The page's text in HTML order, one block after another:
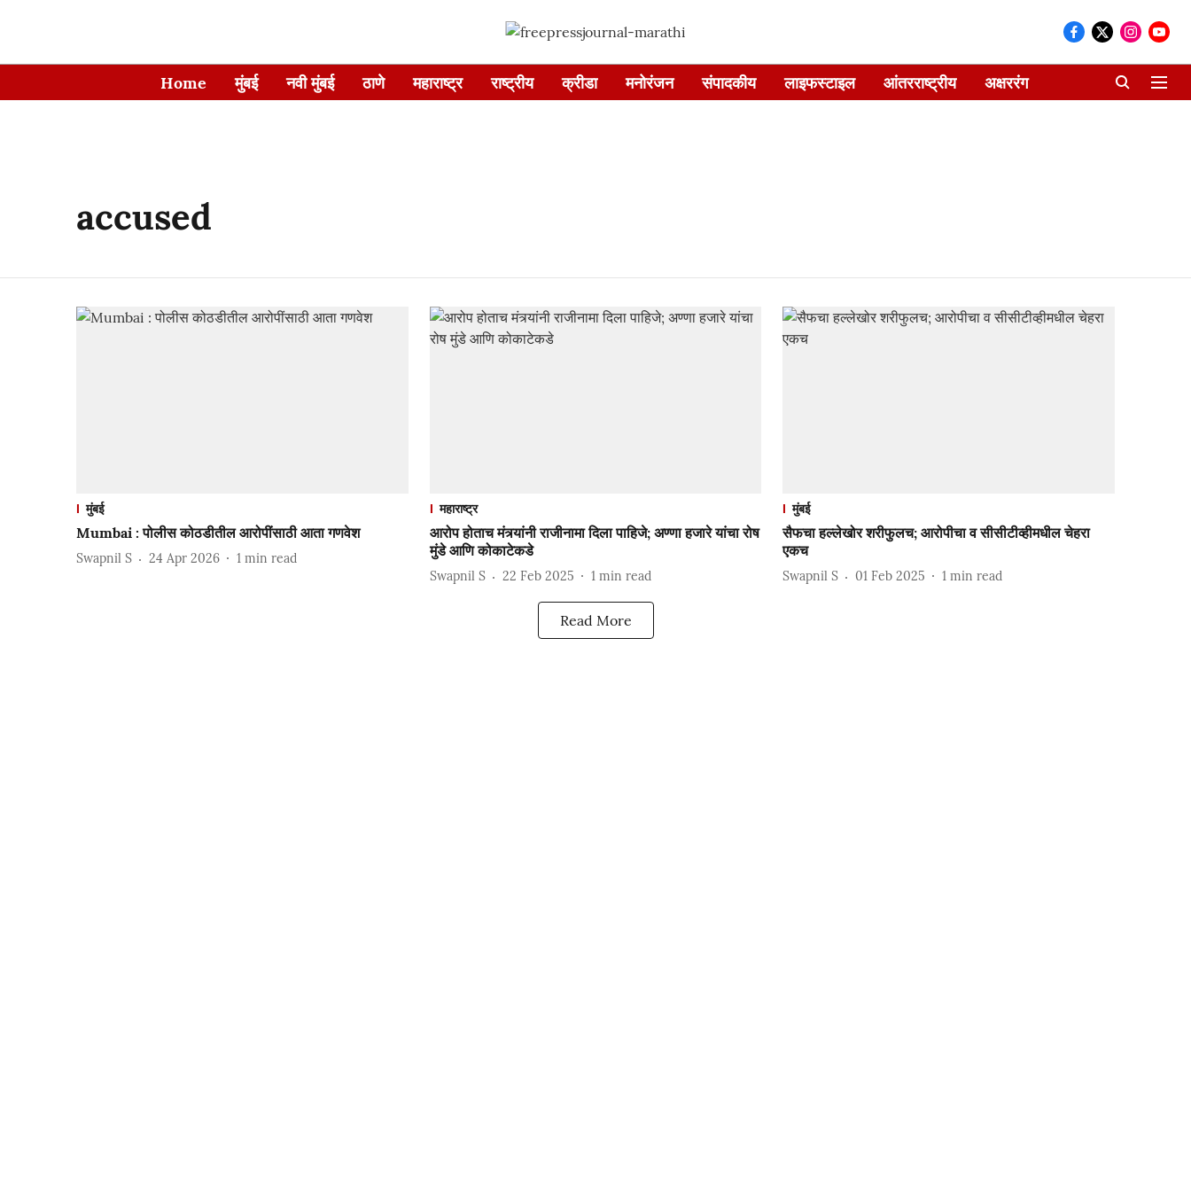
Home मुंबई नवी मुंबई ठाणे महाराष्ट्र राष्ट्रीय क्रीडा मनोरंजन संपादकीय लाइफस्टाइल आंतरराष्ट्रीय अक्षररंग
accused
मुंबई
Mumbai : पोलीस कोठडीतील आरोपींसाठी आता गणवेश
Swapnil S 24 Apr 2026 1 min read
महाराष्ट्र
आरोप होताच मंत्र्यांनी राजीनामा दिला पाहिजे; अण्णा हजारे यांचा रोष
मुंडे आणि कोकाटेकडे
Swapnil S 22 Feb 2025 1 min read
मुंबई
सैफचा हल्लेखोर शरीफुलच; आरोपीचा व सीसीटीव्हीमधील चेहरा
एकच
Swapnil S 01 Feb 2025 1 min read
Read More